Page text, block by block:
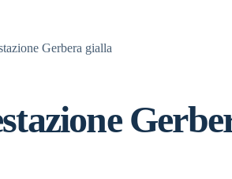
Gerbera gialla